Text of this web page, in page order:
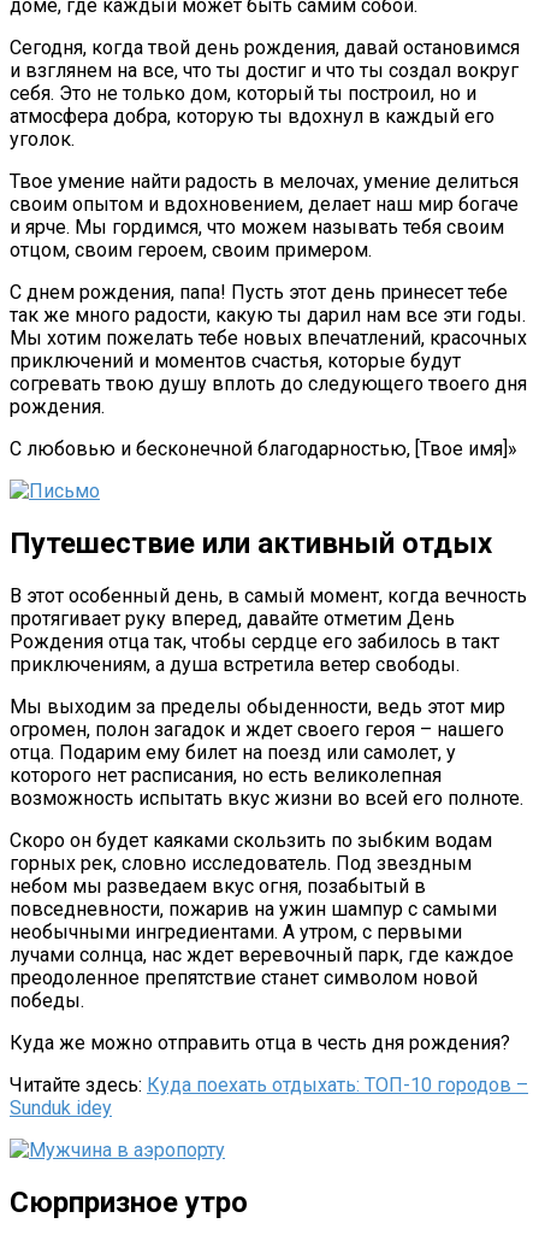
доме, где каждый может быть самим собой.
Сегодня, когда твой день рождения, давай остановимся
и взглянем на все, что ты достиг и что ты создал вокруг
себя. Это не только дом, который ты построил, но и
атмосфера добра, которую ты вдохнул в каждый его
уголок.
Твое умение найти радость в мелочах, умение делиться
своим опытом и вдохновением, делает наш мир богаче
и ярче. Мы гордимся, что можем называть тебя своим
отцом, своим героем, своим примером.
С днем рождения, папа! Пусть этот день принесет тебе
так же много радости, какую ты дарил нам все эти годы.
Мы хотим пожелать тебе новых впечатлений, красочных
приключений и моментов счастья, которые будут
согревать твою душу вплоть до следующего твоего дня
рождения.
С любовью и бесконечной благодарностью, [Твое имя] »
Путешествие или активный отдых
В этот особенный день, в самый момент, когда вечность
протягивает руку вперед, давайте отметим День
Рождения отца так, чтобы сердце его забилось в такт
приключениям, а душа встретила ветер свободы.
Мы выходим за пределы обыденности, ведь этот мир
огромен, полон загадок и ждет своего героя – нашего
отца. Подарим ему билет на поезд или самолет, у
которого нет расписания, но есть великолепная
возможность испытать вкус жизни во всей его полноте.
Скоро он будет каяками скользить по зыбким водам
горных рек, словно исследователь. Под звездным
небом мы разведаем вкус огня, позабытый в
повседневности, пожарив на ужин шампур с самыми
необычными ингредиентами. А утром, с первыми
лучами солнца, нас ждет веревочный парк, где каждое
преодоленное препятствие станет символом новой
победы.
Куда же можно отправить отца в честь дня рождения?
Читайте здесь: Куда поехать отдыхать: ТОП-10 городов –
Sunduk idey
Сюрпризное утро